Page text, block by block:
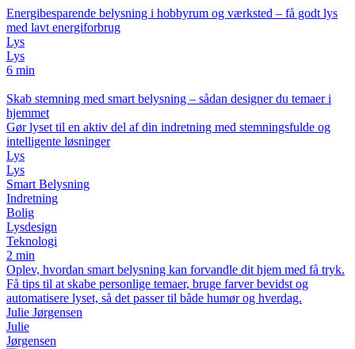
Energibesparende belysning i hobbyrum og værksted – få godt lys
med lavt energiforbrug
Lys
Lys
6 min
Skab stemning med smart belysning – sådan designer du temaer i
hjemmet
Gør lyset til en aktiv del af din indretning med stemningsfulde og
intelligente løsninger
Lys
Lys
Smart Belysning
Indretning
Bolig
Lysdesign
Teknologi
2 min
Oplev, hvordan smart belysning kan forvandle dit hjem med få tryk.
Få tips til at skabe personlige temaer, bruge farver bevidst og
automatisere lyset, så det passer til både humør og hverdag.
Julie Jørgensen
Julie
Jørgensen